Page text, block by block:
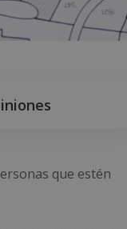
que estén